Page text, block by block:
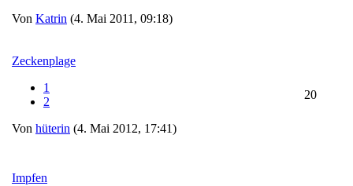
Von Katrin (4. Mai 2011, 09:18)
Zeckenplage
1
2
Von hüterin (4. Mai 2012, 17:41)
20
Impfen